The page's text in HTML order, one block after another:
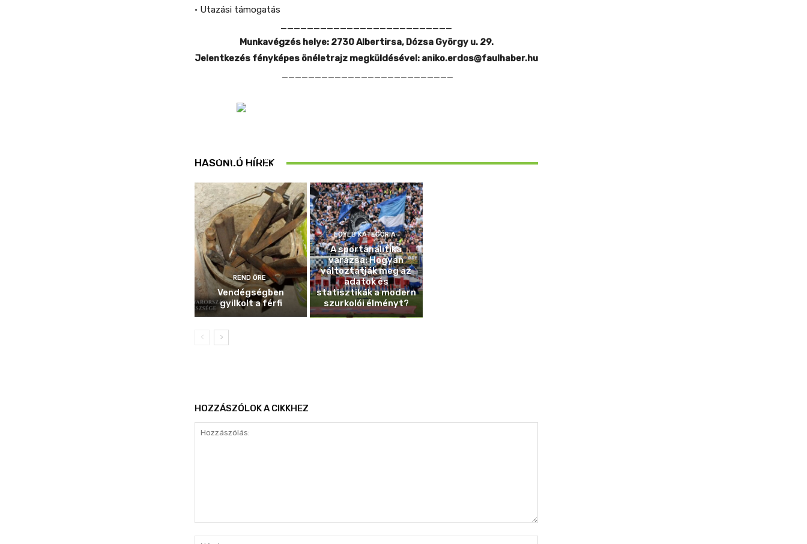
• Utazási támogatás
__________________________
Munkavégzés helye: 2730 Albertirsa, Dózsa György u. 29.
Jelentkezés fényképes önéletrajz megküldésével: aniko.erdos@faulhaber.hu
__________________________
HASONLÓ HÍREK
Idén is közösen
ellenőriztek
REND ŐRE
Vendégségben
gyilkolt a férfi
EGYÉB KATEGÓRIA
A sportanalitika
varázsa: Hogyan
változtatják meg az
adatok és
statisztikák a modern
szurkolói élményt?
HOZZÁSZÓLOK A CIKKHEZ